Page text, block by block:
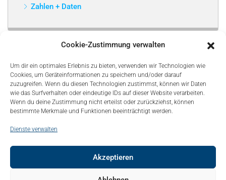
Cookie-Zustimmung verwalten
Um dir ein optimales Erlebnis zu bieten, verwenden wir Technologien wie
Cookies, um Geräteinformationen zu speichern und/oder darauf
zuzugreifen. Wenn du diesen Technologien zustimmst, können wir Daten
wie das Surfverhalten oder eindeutige IDs auf dieser Website verarbeiten.
Wenn du deine Zustimmung nicht erteilst oder zurückziehst, können
bestimmte Merkmale und Funktionen beeinträchtigt werden.
Dienste verwalten
Akzeptieren
Zahlen + Daten